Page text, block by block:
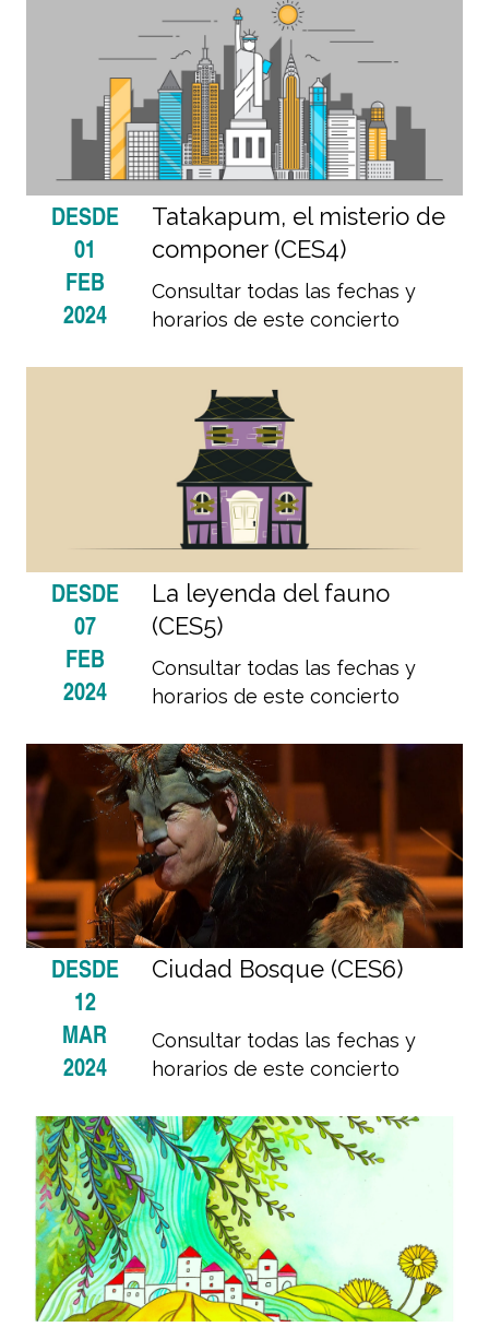
DESDE
01
FEB
2024
Tatakapum, el misterio de
componer (CES4)
Consultar todas las fechas y
horarios de este concierto
DESDE
07
FEB
2024
La leyenda del fauno
(CES5)
Consultar todas las fechas y
horarios de este concierto
DESDE
12
MAR
2024
Ciudad Bosque (CES6)
Consultar todas las fechas y
horarios de este concierto